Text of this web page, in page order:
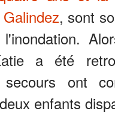
, sont
a été
ont
enfants